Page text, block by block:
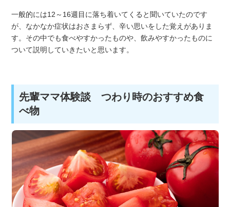
一般的には12～16週目に落ち着いてくると聞いていたのです
が、なかなか症状はおさまらず、辛い思いをした覚えがありま
す。その中でも食べやすかったものや、飲みやすかったものに
ついて説明していきたいと思います。
先輩ママ体験談 つわり時のおすすめ食
べ物